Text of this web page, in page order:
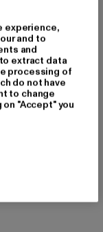
Vrije tijd
& Co. KG |
experience,
and to
and
extract data
processing of
do not have
to change
"Accept" you